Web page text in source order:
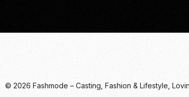
© 2026 Fashmode – Casting, Fashion & Lifestyle,